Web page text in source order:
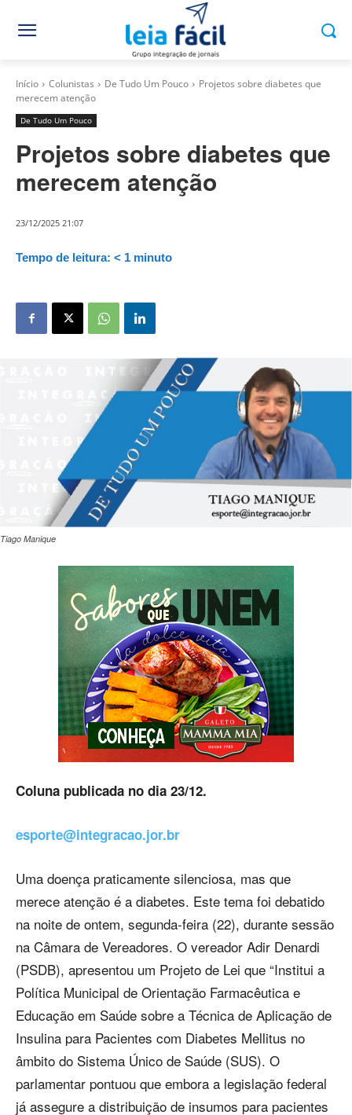
Início Colunistas De Tudo Um Pouco
Projetos sobre diabetes que
merecem atenção
De Tudo Um Pouco
Projetos sobre diabetes que
merecem atenção
23/12/2025 21:07
Tempo de leitura: < 1 minuto
Tiago Manique
Coluna publicada no dia 23/12.
esporte@integracao.jor.br
Uma doença praticamente silenciosa, mas que
merece atenção é a diabetes. Este tema foi debatido
na noite de ontem, segunda-feira (22), durante sessão
na Câmara de Vereadores. O vereador Adir Denardi
(PSDB), apresentou um Projeto de Lei que “Institui a
Política Municipal de Orientação Farmacêutica e
Educação em Saúde sobre a Técnica de Aplicação de
Insulina para Pacientes com Diabetes Mellitus no
âmbito do Sistema Único de Saúde (SUS). O
parlamentar pontuou que embora a legislação federal
já assegure a distribuição de insumos para pacientes